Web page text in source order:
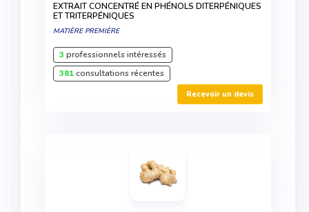
EXTRAIT CONCENTRÉ EN PHÉNOLS DITERPÉNIQUES
ET TRITERPÉNIQUES
MATIÈRE PREMIÈRE
3 professionnels intéressés
381consultations récentes
Recevoir un devis